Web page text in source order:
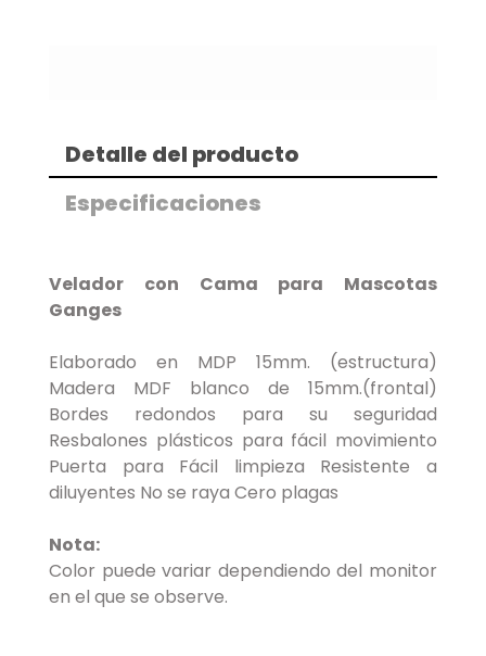
Detalle del producto
Especificaciones
Velador con Cama para Mascotas
Ganges
Elaborado en MDP 15mm. (estructura)
Madera MDF blanco de 15mm.(frontal)
Bordes redondos para su seguridad
Resbalones plásticos para fácil movimiento
Puerta para Fácil limpieza Resistente a
diluyentes No se raya Cero plagas
Nota:
Color puede variar dependiendo del monitor
en el que se observe.